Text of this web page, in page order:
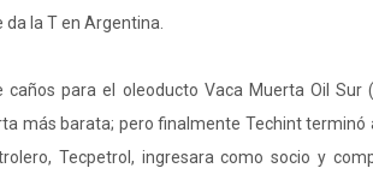
la T en Argentina.
caños para el oleoducto Vaca Muerta Oil Sur
más barata; pero finalmente Techint terminó
Tecpetrol, ingresara como socio y